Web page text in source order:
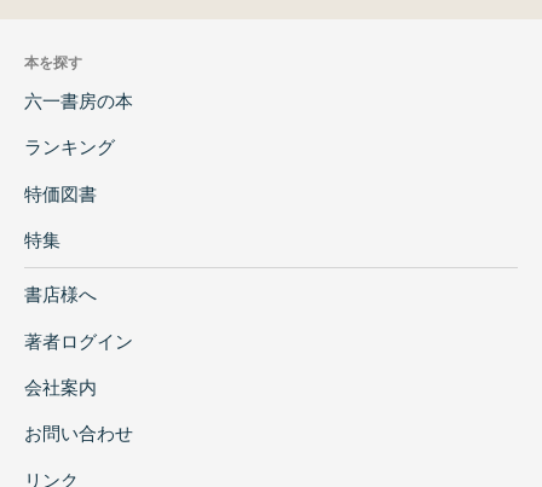
本を探す
六一書房の本
ランキング
特価図書
特集
書店様へ
著者ログイン
会社案内
お問い合わせ
リンク